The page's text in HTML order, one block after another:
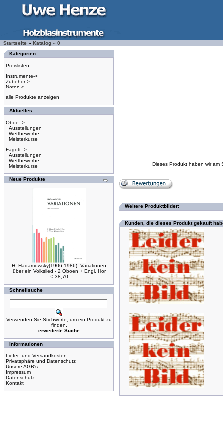
Startseite » Katalog » 0
Kategorien
Preislisten
Instrumente->
Zubehör->
Noten->
alle Produkte anzeigen
Aktuelles
Oboe ->
Ausstellungen
Wettbewerbe
Meisterkurse
Fagott ->
Ausstellungen
Wettbewerbe
Meisterkurse
Neue Produkte
H. Hadamowsky(1906-1986): Variationen
über ein Volkslied - 2 Oboen + Engl. Hor
€ 38,70
Schnellsuche
Verwenden Sie Stichworte, um ein Produkt zu
finden.
erweiterte Suche
Informationen
Liefer- und Versandkosten
Privatsphäre und Datenschutz
Unsere AGB's
Impressum
Datenschutz
Kontakt
Dieses Produkt haben wir am
Weitere Produktbilder:
Kunden, die dieses Produkt gekauft